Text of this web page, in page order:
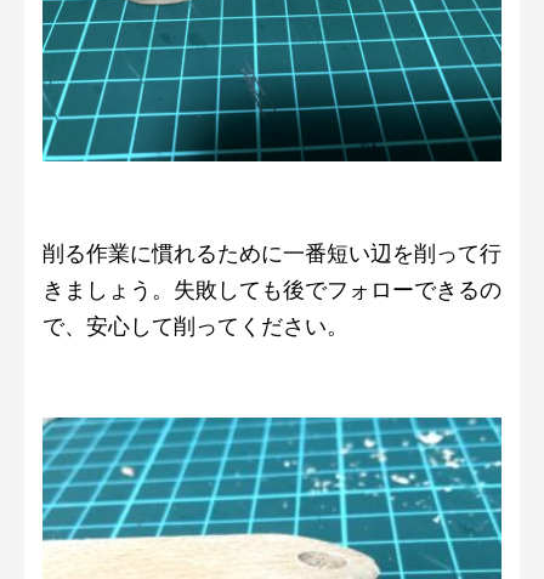
削る作業に慣れるために一番短い辺を削って行
きましょう。失敗しても後でフォローできるの
で、安心して削ってください。